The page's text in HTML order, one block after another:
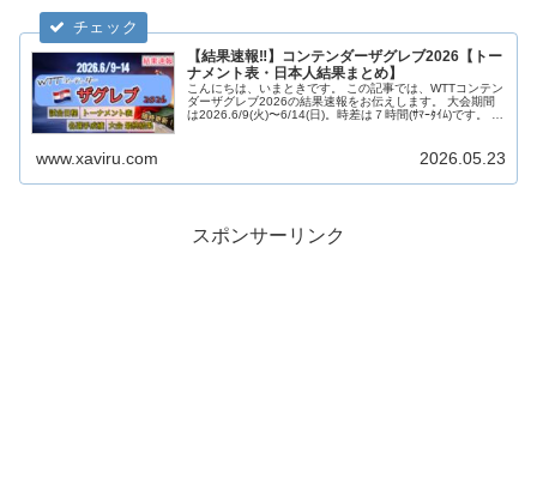
【結果速報‼︎】コンテンダーザグレブ2026【トー
ナメント表・日本人結果まとめ】
こんにちは、いまときです。 この記事では、WTTコンテン
ダーザグレブ2026の結果速報をお伝えします。 大会期間
は2026.6/9(火)〜6/14(日)。時差は７時間(ｻﾏｰﾀｲﾑ)です。 随
www.xaviru.com 2026.05.23
スポンサーリンク